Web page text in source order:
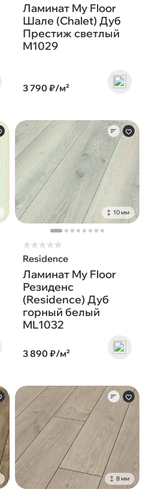
Ламинат My Floor
Шале (Chalet) Дуб
Престиж светлый
M1029
3 790 ₽/м²
10 мм
★★★★★
Residence
Ламинат My Floor
Резиденс
(Residence) Дуб
горный белый
ML1032
3 890 ₽/м²
8 мм